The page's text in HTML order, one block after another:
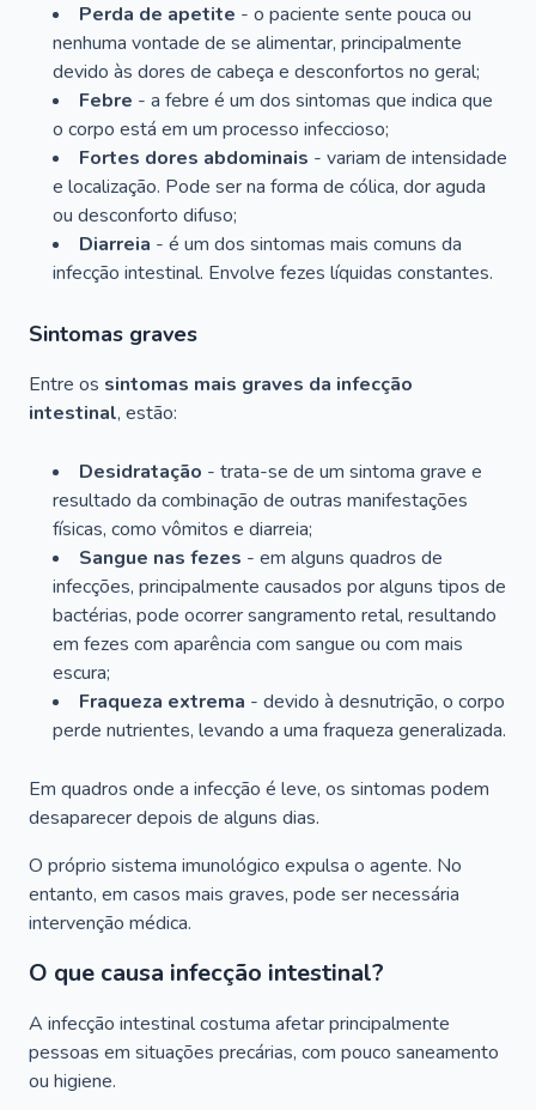
Perda de apetite - o paciente sente pouca ou
nenhuma vontade de se alimentar, principalmente
devido às dores de cabeça e desconfortos no geral;
Febre - a febre é um dos sintomas que indica que
o corpo está em um processo infeccioso;
Fortes dores abdominais - variam de intensidade
e localização. Pode ser na forma de cólica, dor aguda
ou desconforto difuso;
Diarreia - é um dos sintomas mais comuns da
infecção intestinal. Envolve fezes líquidas constantes.
Sintomas graves
Entre os sintomas mais graves da infecção
intestinal, estão:
Desidratação - trata-se de um sintoma grave e
resultado da combinação de outras manifestações
físicas, como vômitos e diarreia;
Sangue nas fezes - em alguns quadros de
infecções, principalmente causados por alguns tipos de
bactérias, pode ocorrer sangramento retal, resultando
em fezes com aparência com sangue ou com mais
escura;
Fraqueza extrema - devido à desnutrição, o corpo
perde nutrientes, levando a uma fraqueza generalizada.
Em quadros onde a infecção é leve, os sintomas podem
desaparecer depois de alguns dias.
O próprio sistema imunológico expulsa o agente. No
entanto, em casos mais graves, pode ser necessária
intervenção médica.
O que causa infecção intestinal?
A infecção intestinal costuma afetar principalmente
pessoas em situações precárias, com pouco saneamento
ou higiene.